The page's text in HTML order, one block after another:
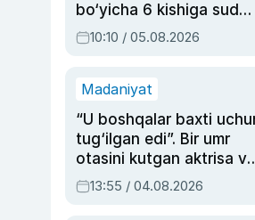
bo‘yicha 6 kishiga sud
hukmi o‘qildi
10:10 / 05.08.2026
Madaniyat
“U boshqalar baxti
tug‘ilgan edi”. Bir umr
otasini kutgan aktrisa va
dublyaj ustasi Rimma
Ahmedovaning
13:55 / 04.08.2026